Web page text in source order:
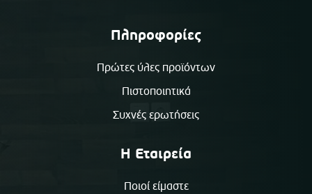
Πληροφορίες
Πρώτες ύλες προϊόντων
Πιστοποιητικά
Συχνές ερωτήσεις
Η Εταιρεία
Ποιοί είμαστε